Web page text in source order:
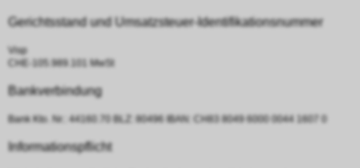
Gerichtsstand und Umsatzsteuer-Identifikationsnummer
Visp
CHE-105.989.101 MwSt
Bankverbindung
Bank Kto. Nr.: 44160.70 BLZ: 80496 IBAN: CH83 8049 6000 0044 1607 0
Informationspflicht